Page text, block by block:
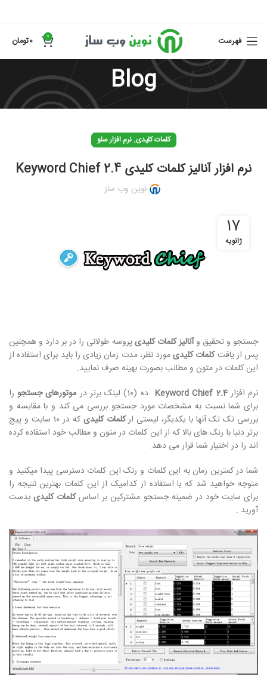
فهرست 0
0تومان
Blog
کلمات کلیدی,نرم افزار سئو
نرم افزار آنالیز کلمات کلیدی Keyword Chief 2.4
نوین وب ساز
17
ژانویه
جستجو و تحقیق وآنالیز کلمات کلیدیپروسه طولانی را در بر دارد و همچنین
پس از یافتکلمات کلیدیمورد نظر، مدت زمان زیادی را باید برای استفاده از
این کلمات در متون و مطالب بصورت بهینه صرف نمایید.
نرم افزارKeyword Chief 2.4 ده (10) لینک برتر در موتورهای جستجورا
برای شما نسبت به مشخصات مورد جستجو بررسی می کند و با مقایسه و
بررسی تک تک آنها با یکدیگر، لیستی ارکلمات کلیدی
که در 10 سایت و پیچ
برتر دنیا با رنک های بالا که از این کلمات در متون و مطالب خود استفاده کرده
اند را در اختیار شما قرار می دهد.
شما در کمترین زمان به این کلمات و رنک این کلمات دسترسی پیدا میکنید و
متوجه خواهید شد که با استفاده از کدامیک از این کلمات بهترین نتیجه را
برای سایت خود در ضمینه جستجو مشترکین بر اساسکلمات کلیدیبدست
آورید .